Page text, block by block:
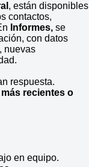
, están disponibles
contactos,
Informes, se
con datos
nuevas
respuesta.
más recientes o
en equipo.